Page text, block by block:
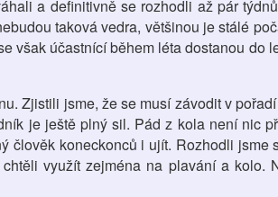
a definitivně se rozhodli až pár
taková vedra, většinou je stálé
však účastnící během léta dostanou do
Zjistili jsme, že se musí závodit v
je ještě plný sil. Pád z kola není nic
člověk koneckonců i ujít. Rozhodli jsme
využít zejména na plavání a kolo.